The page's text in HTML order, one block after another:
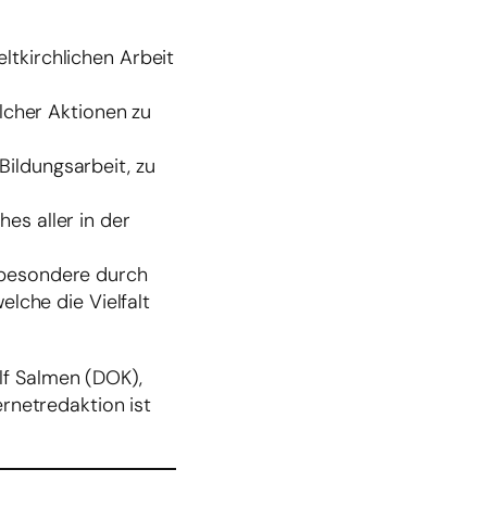
Arbeit
Aktionen zu
zu
aller in der
durch
die Vielfalt
Salmen (DOK),
ist